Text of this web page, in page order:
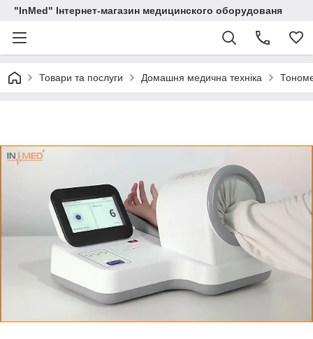
"InMed" Інтернет-магазин медицинского оборудованя
Товари та послуги Домашня медична техніка